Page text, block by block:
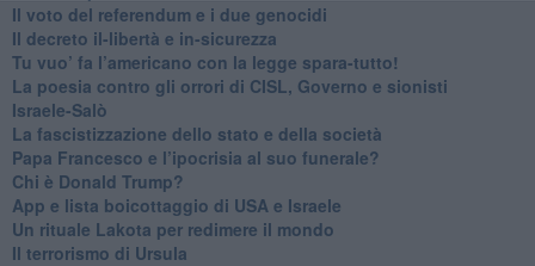
​Il voto del referendum e i due genocidi
Il decreto il-libertà e in-sicurezza
Tu vuo’ fa l’americano con la legge spara-tutto!
La poesia contro gli orrori di CISL, Governo e sionisti
Israele-Salò
​La fascistizzazione dello stato e della società
Papa Francesco e l’ipocrisia al suo funerale?
​Chi è Donald Trump?
App e lista boicottaggio di USA e Israele
​Un rituale Lakota per redimere il mondo
Il terrorismo di Ursula